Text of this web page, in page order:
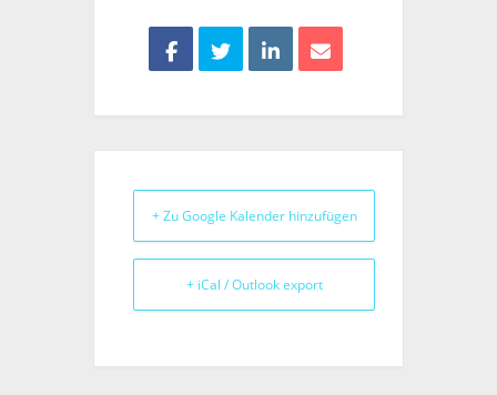
+ Zu Google Kalender hinzufügen
+ iCal / Outlook export